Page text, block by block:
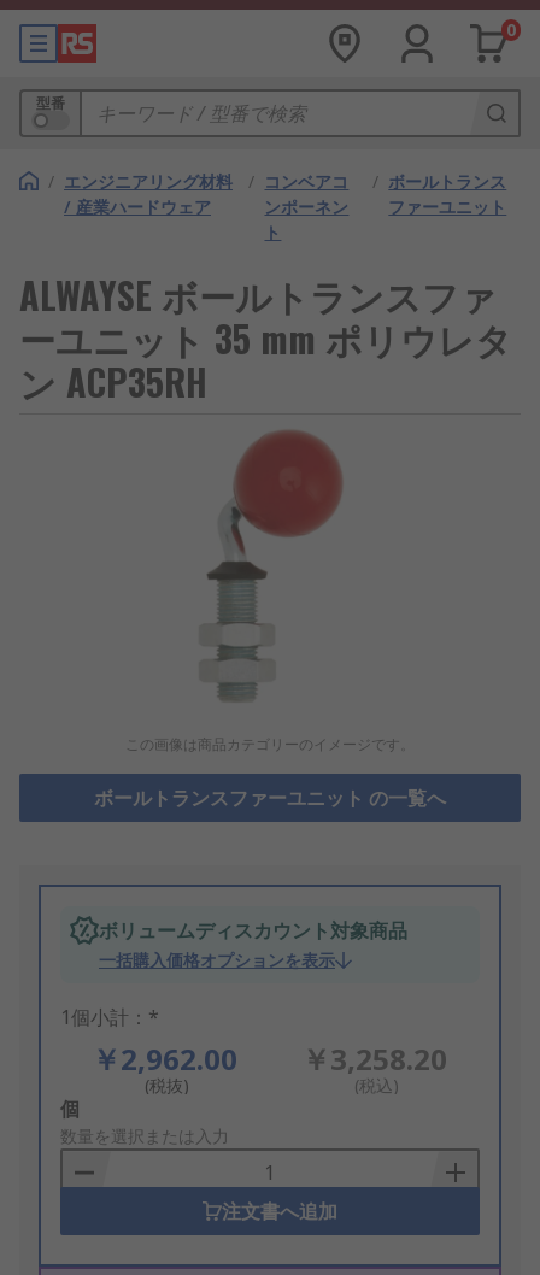
0
型番
/ エンジニアリング材料
/ 産業ハードウェア
/ コンベアコ
ンポーネン
ト
/ ボールトランス
ファーユニット
ALWAYSE ボールトランスファ
ーユニット 35 mm ポリウレタ
ン ACP35RH
この画像は商品カテゴリーのイメージです。
ボールトランスファーユニット の一覧へ
ボリュームディスカウント対象商品
一括購入価格オプションを表示
1個小計：*
￥2,962.00
(税抜)
￥3,258.20
(税込)
Add
to
Basket
個
数量を選択または入力
注文書へ追加